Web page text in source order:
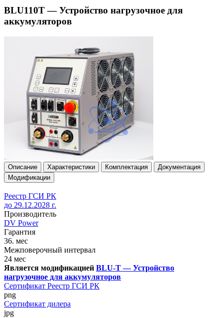
BLU110T — Устройство нагрузочное для
аккумуляторов
Описание Характеристики Комплектация
Документация
Модификации
Реестр ГСИ РК
до 29.12.2028 г.
Производитель
DV Power
Гарантия
36. мес
Межповерочный интервал
24 мес
Является модификацией BLU-T — Устройство
нагрузочное для аккумуляторов
Сертификат Реестр ГСИ РК
png
Сертификат дилера
jpg